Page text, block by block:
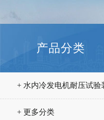
产品分类
+ 水内冷发电机耐压试验
置
+ 更多分类